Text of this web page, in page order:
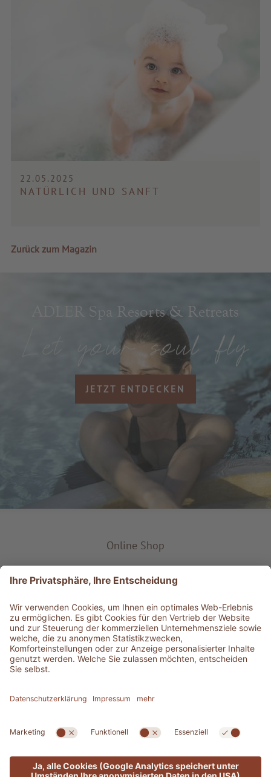
22.05.2025
NATÜRLICH UND SANFT
Zurück zum Magazin
ADLER Spa Resorts & Retreats
JETZT ENTDECKEN
Online Shop
Service & Info